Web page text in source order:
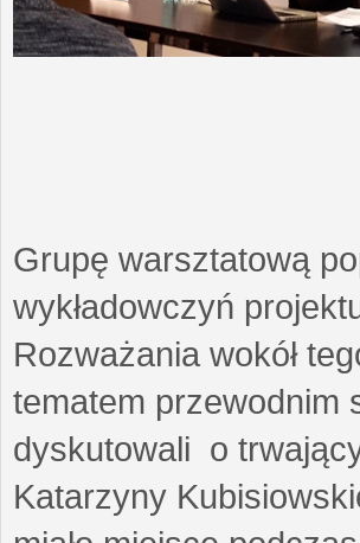
Grupę warsztatową
wykładowczyń
Rozważania wokół
tematem przewodnim
dyskutowali o
Katarzyny